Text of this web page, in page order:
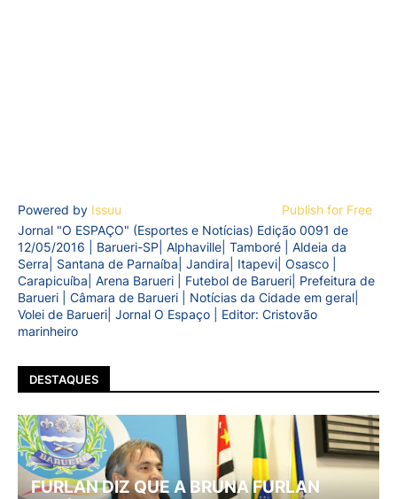
Powered by Issuu
Publish for Free
Jornal "O ESPAÇO" (Esportes e Notícias) Edição 0091 de
12/05/2016 | Barueri-SP| Alphaville| Tamboré | Aldeia da
Serra| Santana de Parnaíba| Jandira| Itapevi| Osasco |
Carapicuíba| Arena Barueri | Futebol de Barueri| Prefeitura de
Barueri | Câmara de Barueri | Notícias da Cidade em geral|
Volei de Barueri| Jornal O Espaço | Editor: Cristovão
marinheiro
DESTAQUES
FURLAN DIZ QUE A BRUNA FURLAN